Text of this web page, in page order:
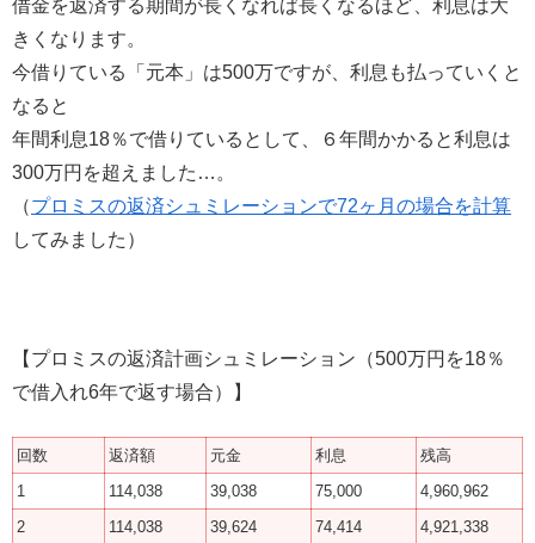
借金を返済する期間が長くなれば長くなるほど、利息は大
きくなります。
今借りている「元本」は500万ですが、利息も払っていくと
なると
年間利息18％で借りているとして、６年間かかると利息は
300万円を超えました…。
（プロミスの返済シュミレーションで72ヶ月の場合を計算
してみました）
【プロミスの返済計画シュミレーション（500万円を18％
で借入れ6年で返す場合）】
回数 返済額 元金 利息
残高
1
114,038 39,038 75,000
4,960,962
2
114,038 39,624 74,414
4,921,338